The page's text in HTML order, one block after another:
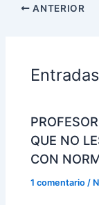
ANTERIOR
QUE NO
CON
1 comentario /